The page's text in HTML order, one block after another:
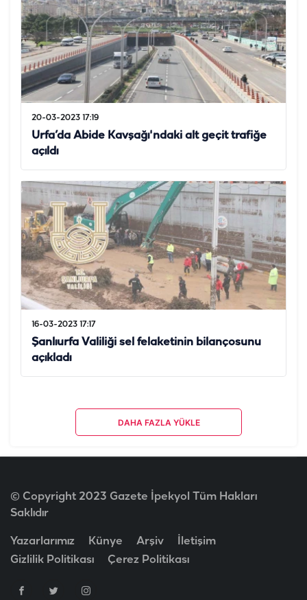
20-03-2023 17:19
Urfa’da Abide Kavşağı'ndaki alt geçit trafiğe
açıldı
16-03-2023 17:17
Şanlıurfa Valiliği sel felaketinin bilançosunu
açıkladı
DAHA FAZLA YÜKLE
© Copyright 2023 Gazete İpekyol Tüm Hakları
Saklıdır
Yazarlarımız Künye Arşiv
İletişim
Gizlilik Politikası
Çerez Politikası